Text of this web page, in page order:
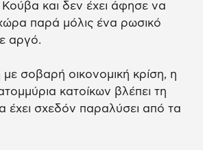
και δεν έχει άφησε να
χώρα παρά μόλις ένα ρωσικό
αργό.
σοβαρή οικονομική κρίση, η
κατοίκων βλέπει τη
έχει σχεδόν παραλύσει από τα